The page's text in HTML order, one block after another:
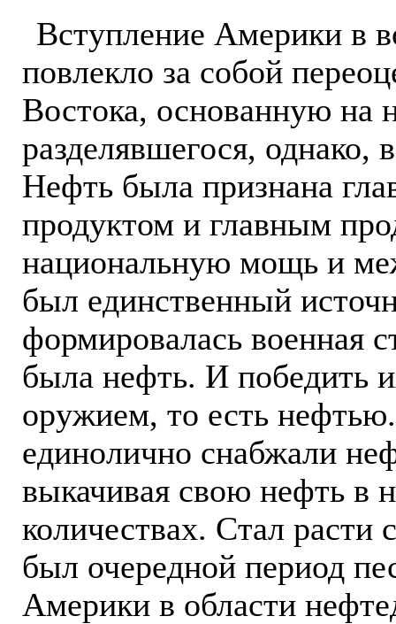
Вступление Америки в
повлекло за собой
Востока, основанную на
разделявшегося,
Нефть была признана
продуктом и главным
национальную мощь и
был единственный
формировалась военная
была нефть. И победить
оружием, то есть
единолично снабжали
выкачивая свою нефть в
количествах. Стал расти
был очередной период
Америки в области